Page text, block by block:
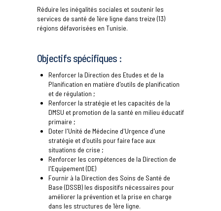
Réduire les inégalités sociales et soutenir les
services de santé de 1ère ligne dans treize (13)
régions défavorisées en Tunisie.
Objectifs spécifiques :
Renforcer la Direction des Etudes et de la
Planification en matière d'outils de planification
et de régulation ;
Renforcer la stratégie et les capacités de la
DMSU et promotion de la santé en milieu éducatif
primaire ;
Doter l'Unité de Médecine d'Urgence d'une
stratégie et d'outils pour faire face aux
situations de crise ;
Renforcer les compétences de la Direction de
l'Equipement (DE)
Fournir à la Direction des Soins de Santé de
Base (DSSB) les dispositifs nécessaires pour
améliorer la prévention et la prise en charge
dans les structures de 1ère ligne.